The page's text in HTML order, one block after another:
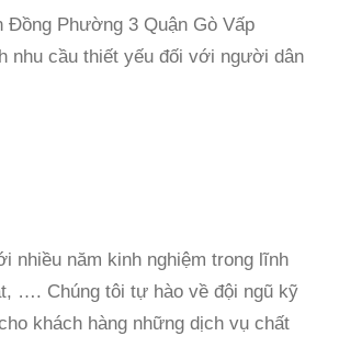
Phường 3 Quận Gò Vấp
nhu cầu thiết yếu đối với người dân
nhiều năm kinh nghiệm trong lĩnh
…. Chúng tôi tự hào về đội ngũ kỹ
khách hàng những dịch vụ chất